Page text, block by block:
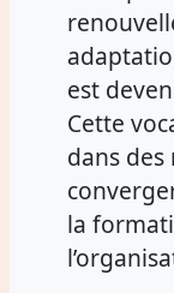
est
Cette
dans
la